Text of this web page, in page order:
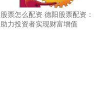
股票怎么配资 德阳股票配资：
助力投资者实现财富增值